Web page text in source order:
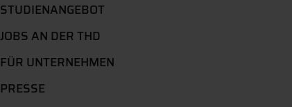
STUDIENANGEBOT
JOBS AN DER THD
FÜR UNTERNEHMEN
PRESSE